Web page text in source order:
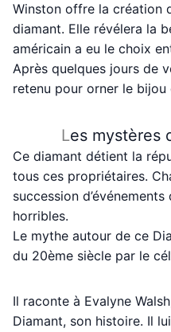
Winston offre la création
diamant. Elle révélera la
américain a eu le choix
Après quelques jours de
retenu pour orner le bijou
Les mystères
Ce diamant détient la
tous ces propriétaires.
succession
horribles.
Le mythe autour de ce
du 20ème siècle par le
Il raconte à Evalyne
Diamant, son histoire. Il